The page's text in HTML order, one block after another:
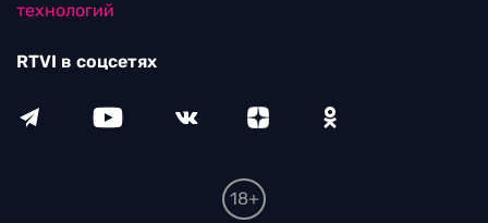
технологий
RTVI в соцсетях
18+